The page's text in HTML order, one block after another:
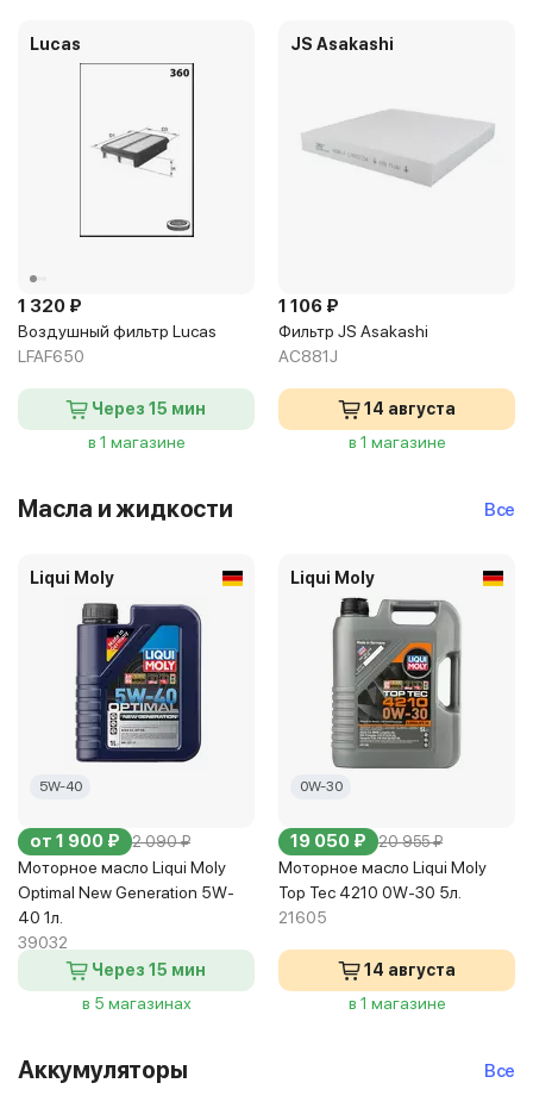
Lucas
1 320 ₽
Воздушный фильтр Lucas
LFAF650
Через 15 мин
в 1 магазине
JS Asakashi
1 106 ₽
Фильтр JS Asakashi
AC881J
14 августа
в 1 магазине
Масла и жидкости Все
Liqui Moly
5W-40
от 1 900 ₽ 2 090 ₽
Моторное масло Liqui Moly
Optimal New Generation 5W-
40 1л.
39032
Через 15 мин
в 5 магазинах
Liqui Moly
0W-30
19 050 ₽ 20 955 ₽
Моторное масло Liqui Moly
Top Tec 4210 0W-30 5л.
21605
14 августа
в 1 магазине
Аккумуляторы Все